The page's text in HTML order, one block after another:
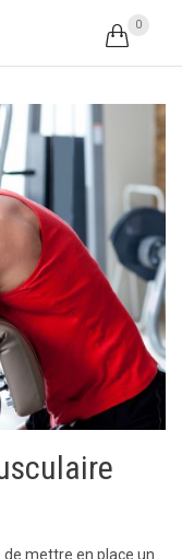
 0
mettre en place un